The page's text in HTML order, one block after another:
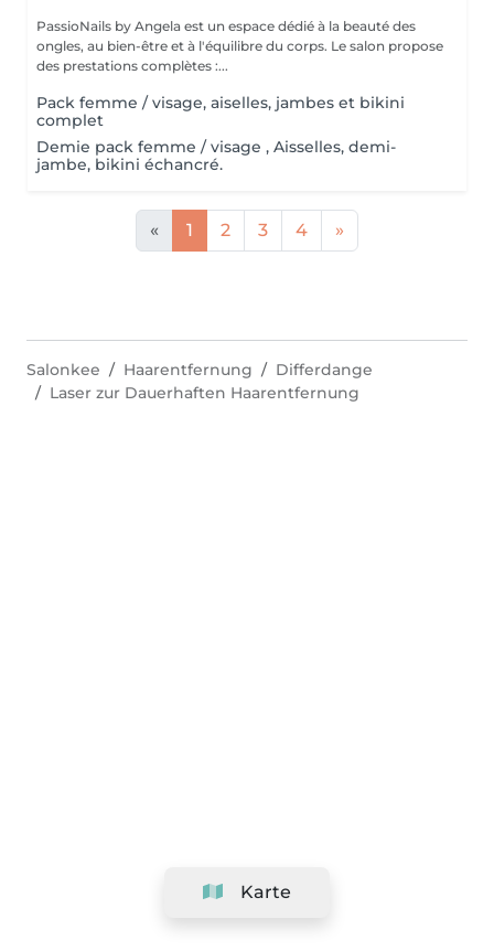
PassioNails by Angela est un espace dédié à la beauté des
ongles, au bien-être et à l'équilibre du corps. Le salon propose
des prestations complètes :...
Pack femme / visage, aiselles, jambes et bikini
complet
Demie pack femme / visage , Aisselles, demi-
jambe, bikini échancré.
« 1 2 3 4 »
Karte
Salonkee Haarentfernung
Differdange
Laser zur Dauerhaften Haarentfernung